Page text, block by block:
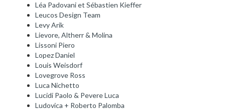
Léa Padovani et Sébastien Kieffer
Leucos Design Team
Levy Arik
Lievore, Altherr & Molina
Lissoni Piero
Lopez Daniel
Louis Weisdorf
Lovegrove Ross
Luca Nichetto
Lucidi Paolo & Pevere Luca
Ludovica + Roberto Palomba